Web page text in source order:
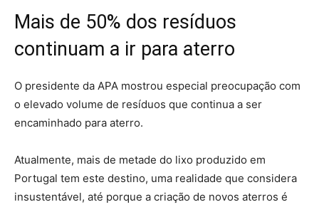
Mais de 50% dos resíduos
continuam a ir para aterro
O presidente da APA mostrou especial preocupação com
o elevado volume de resíduos que continua a ser
encaminhado para aterro.
Atualmente, mais de metade do lixo produzido em
Portugal tem este destino, uma realidade que considera
insustentável, até porque a criação de novos aterros é